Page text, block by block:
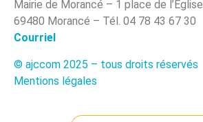
Mairie de Morancé – 1 place de l’Église
69480 Morancé – Tél. 04 78 43 67 30
Courriel
© ajccom 2025 – tous droits réservés
Mentions légales